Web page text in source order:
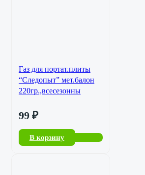
Газ для портат.плиты
“Следопыт” мет.балон
220гр.,всесезонны
99 ₽
В корзину